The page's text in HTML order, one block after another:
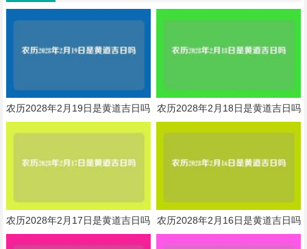
农历2028年2月19日是黄道吉日吗 农历2028年2月18日是黄道吉日吗
农历2028年2月17日是黄道吉日吗 农历2028年2月16日是黄道吉日吗